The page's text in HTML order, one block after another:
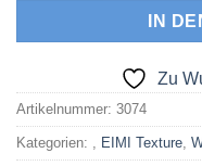
IN
Zu
Artikelnummer: 3074
Kategorien: EIMI Texture